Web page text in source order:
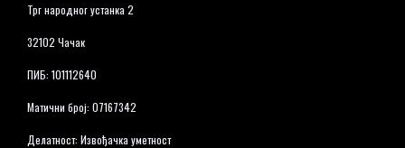
Трг народног устанка 2
32102 Чачак
ПИБ: 101112640
Матични број: 07167342
Делатност: Извођачка уметност